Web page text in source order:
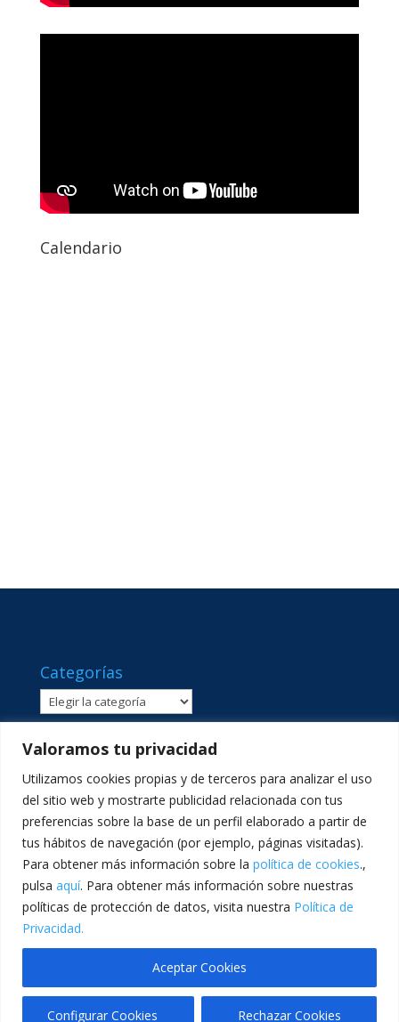
Valoramos tu privacidad
Utilizamos cookies propias y de terceros para analizar el uso
del sitio web y mostrarte publicidad relacionada con tus
preferencias sobre la base de un perfil elaborado a partir de
tus hábitos de navegación (por ejemplo, páginas visitadas).
Para obtener más información sobre la política de cookies.,
pulsa aquí. Para obtener más información sobre nuestras
políticas de protección de datos, visita nuestra Política de
Privacidad.
Configurar Cookies Rechazar Cookies
Aceptar Cookies
Calendario
Categorías
Categorías
C/ Sant Lluís Beltrán, 8 · 46980 · Paterna, València ·
Telf: 961365540 · comunicacion@lasallevp.es